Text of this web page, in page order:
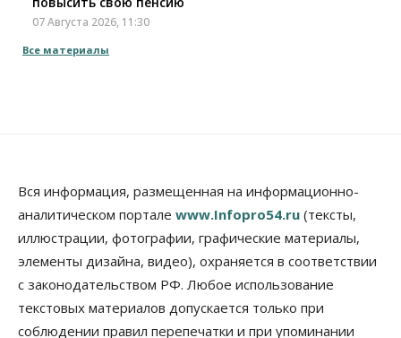
07 Августа 2026, 11:30
Общество
заключили под стражу
07 Августа 2026, 10:15
Общество
Недели жары повлияли на урожай в
Новосибирской области, но режима ЧС не будет
Все материалы
Вся информация, размещенная на информационно-
аналитическом портале www.Infopro54.ru (тексты,
иллюстрации, фотографии, графические материалы,
элементы дизайна, видео), охраняется в соответствии
с законодательством РФ. Любое использование
текстовых материалов допускается только при
соблюдении правил перепечатки и при упоминании